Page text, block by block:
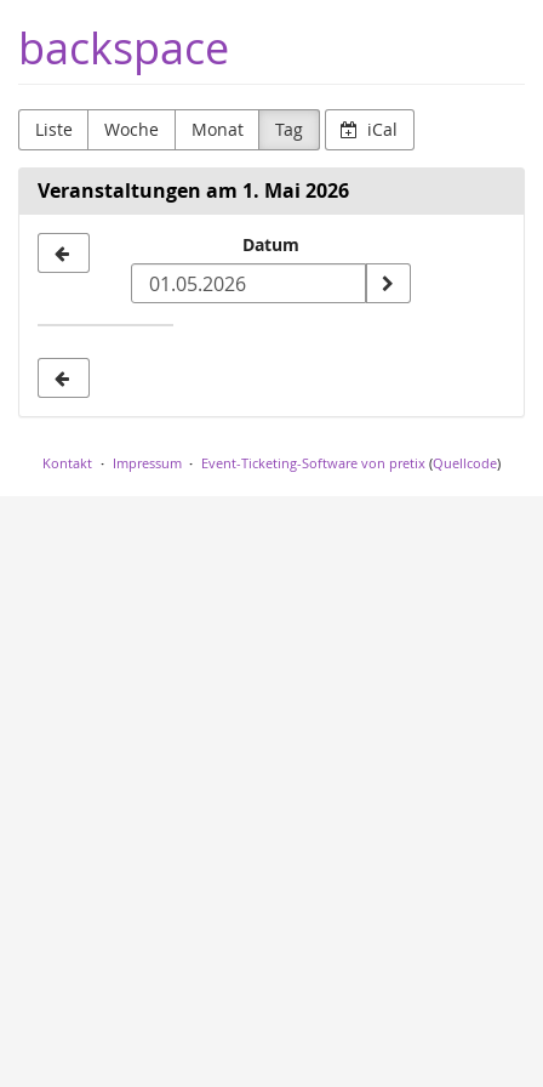
Haupt-
Inhalt
backspace
Liste Woche Monat Tag iCal
Veranstaltungen am 1. Mai 2026
zur
Anzeige
Datum
Kontakt Impressum Event-Ticketing-Software von pretix (Quellcode)